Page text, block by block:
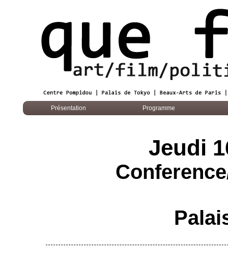
Présentation Programme
Jeudi